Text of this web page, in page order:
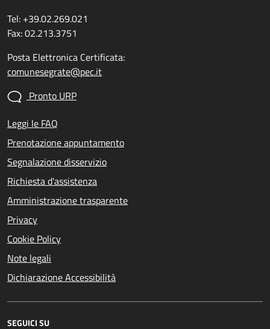
Tel: +39.02.269.021
Fax: 02.213.3751
Posta Elettronica Certificata:
comunesegrate@pec.it
Pronto URP
Leggi le FAQ
Prenotazione appuntamento
Segnalazione disservizio
Richiesta d'assistenza
Amministrazione trasparente
Privacy
Cookie Policy
Note legali
Dichiarazione Accessibilità
SEGUICI SU